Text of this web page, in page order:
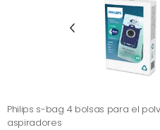
Philips s-bag 4 bolsas para el
aspiradores